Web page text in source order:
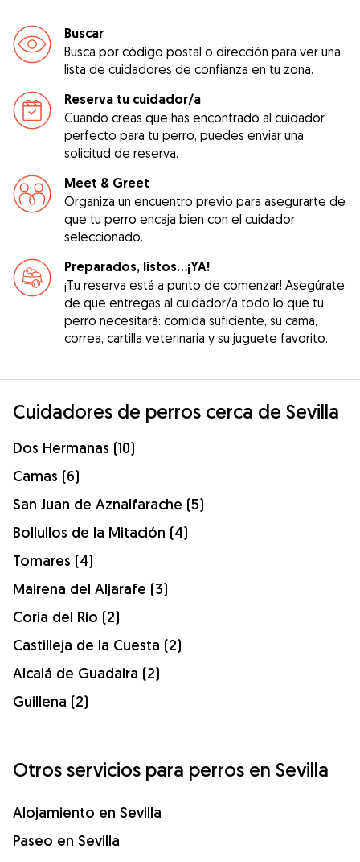
Buscar
Busca por código postal o dirección para ver una
lista de cuidadores de confianza en tu zona.
Reserva tu cuidador/a
Cuando creas que has encontrado al cuidador
perfecto para tu perro, puedes enviar una
solicitud de reserva.
Meet & Greet
Organiza un encuentro previo para asegurarte de
que tu perro encaja bien con el cuidador
seleccionado.
Preparados, listos...¡YA!
¡Tu reserva está a punto de comenzar! Asegúrate
de que entregas al cuidador/a todo lo que tu
perro necesitará: comida suficiente, su cama,
correa, cartilla veterinaria y su juguete favorito.
Cuidadores de perros cerca de Sevilla
Dos Hermanas (10)
Camas (6)
San Juan de Aznalfarache (5)
Bollullos de la Mitación (4)
Tomares (4)
Mairena del Aljarafe (3)
Coria del Río (2)
Castilleja de la Cuesta (2)
Alcalá de Guadaira (2)
Guillena (2)
Otros servicios para perros en Sevilla
Alojamiento en Sevilla
Paseo en Sevilla